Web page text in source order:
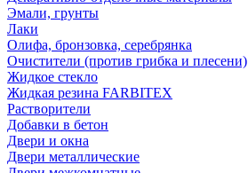
Эмали, грунты
Лаки
Олифа, бронзовка, серебрянка
Очистители (против грибка и плесени)
Жидкое стекло
Жидкая резина FARBITEX
Растворители
Добавки в бетон
Двери и окна
Двери металлические